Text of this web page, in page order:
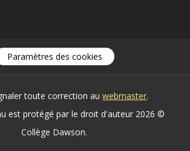
Paramètres des cookies
toute correction auwebmaster.
est protégé par le droit d'auteur 2026 ©
Collège Dawson.